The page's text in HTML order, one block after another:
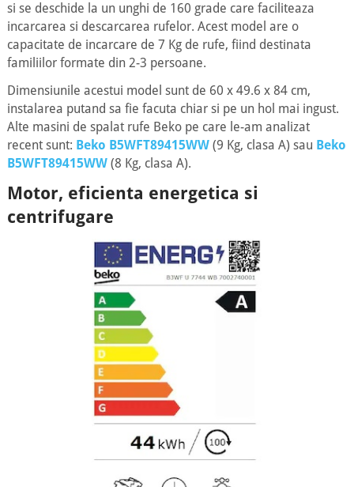
si se deschide la un unghi de 160 grade care faciliteaza
incarcarea si descarcarea rufelor. Acest model are o
capacitate de incarcare de 7 Kg de rufe, fiind destinata
familiilor formate din 2-3 persoane.
Dimensiunile acestui model sunt de 60 x 49.6 x 84 cm,
instalarea putand sa fie facuta chiar si pe un hol mai ingust.
Alte masini de spalat rufe Beko pe care le-am analizat
recent sunt: Beko B5WFT89415WW(9 Kg, clasa A) sau Beko
B5WFT89415WW (8 Kg, clasa A).
Motor, eficienta energetica si
centrifugare